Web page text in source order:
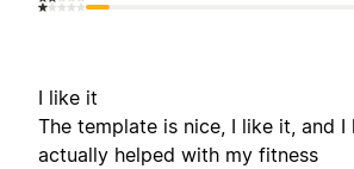
I like it
The template is nice, I like it, and
actually helped with my fitness